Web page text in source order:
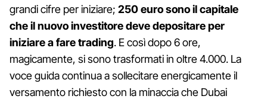
grandi cifre per iniziare; 250 euro sono il capitale
che il nuovo investitore deve depositare per
iniziare a fare trading. E così dopo 6 ore,
magicamente, si sono trasformati in oltre 4.000. La
voce guida continua a sollecitare energicamente il
versamento richiesto con la minaccia che Dubai